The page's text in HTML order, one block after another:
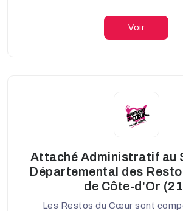
Voir
Attaché Administratif au
Départemental des
de Côte-d'Or
Les Restos du Cœur sont